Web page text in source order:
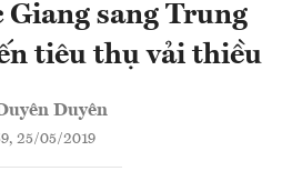
Giang sang Trung
tiêu thụ vải thiều
Duyên
25/05/2019